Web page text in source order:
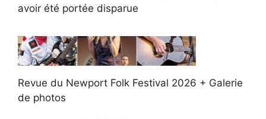
avoir été portée disparue
Revue du Newport Folk Festival 2026 + Galerie
de photos